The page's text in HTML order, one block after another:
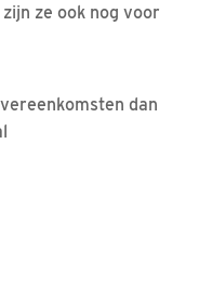
ze ook nog voor
dan